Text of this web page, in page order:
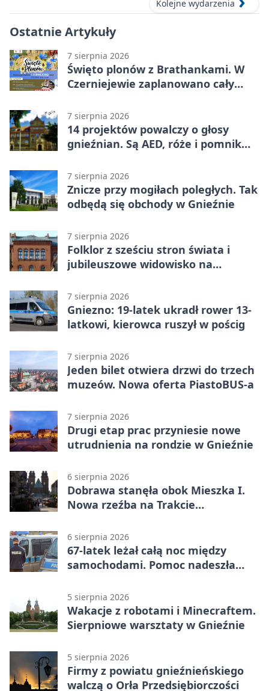
Kolejne wydarzenia
Ostatnie Artykuły
7 sierpnia 2026
Święto plonów z Brathankami. W
Czerniejewie zaplanowano cały
7 sierpnia 2026
14 projektów powalczy o głosy
gnieźnian. Są AED, róże i pomnik
7 sierpnia 2026
Znicze przy mogiłach poległych. Tak
odbędą się obchody w Gnieźnie
7 sierpnia 2026
Folklor z sześciu stron świata i
jubileuszowe widowisko na
7 sierpnia 2026
Gniezno: 19-latek ukradł rower 13-
latkowi, kierowca ruszył w pościg
7 sierpnia 2026
Jeden bilet otwiera drzwi do trzech
muzeów. Nowa oferta PiastoBUS-a
7 sierpnia 2026
Drugi etap prac przyniesie nowe
utrudnienia na rondzie w Gnieźnie
6 sierpnia 2026
Dobrawa stanęła obok Mieszka I.
Nowa rzeźba na Trakcie
6 sierpnia 2026
67-latek leżał całą noc między
samochodami. Pomoc nadeszła
5 sierpnia 2026
Wakacje z robotami i Minecraftem.
Sierpniowe warsztaty w Gnieźnie
5 sierpnia 2026
Firmy z powiatu gnieźnieńskiego
walczą o Orła Przedsiębiorczości